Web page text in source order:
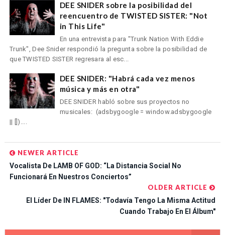
DEE SNIDER sobre la posibilidad del
reencuentro de TWISTED SISTER: "Not
in This Life"
En una entrevista para "Trunk Nation With Eddie
Trunk", Dee Snider respondió la pregunta sobre la posibilidad de
que TWISTED SISTER regresara al esc...
DEE SNIDER: "Habrá cada vez menos
música y más en otra"
DEE SNIDER habló sobre sus proyectos no
musicales: (adsbygoogle = window.adsbygoogle
|| [])....
NEWER ARTICLE
Vocalista De LAMB OF GOD: “La Distancia Social No
Funcionará En Nuestros Conciertos”
OLDER ARTICLE
El Líder De IN FLAMES: "Todavía Tengo La Misma Actitud
Cuando Trabajo En El Álbum"